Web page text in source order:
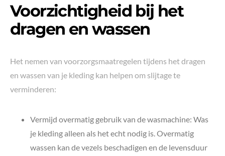
Voorzichtigheid bij het
dragen en wassen
Het nemen van voorzorgsmaatregelen tijdens het dragen
en wassen van je kleding kan helpen om slijtage te
verminderen:
Vermijd overmatig gebruik van de wasmachine: Was
je kleding alleen als het echt nodig is. Overmatig
wassen kan de vezels beschadigen en de levensduur